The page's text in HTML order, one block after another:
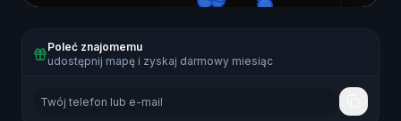
Poleć znajomemu
udostępnij mapę i zyskaj darmowy miesiąc